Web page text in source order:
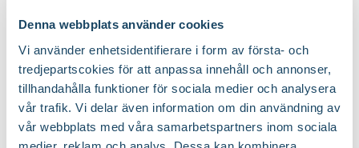
Denna webbplats använder cookies
Vi använder enhetsidentifierare i form av första- och
tredjepartscokies för att anpassa innehåll och annonser,
tillhandahålla funktioner för sociala medier och analysera
vår trafik. Vi delar även information om din användning av
vår webbplats med våra samarbetspartners inom sociala
Blomfärg Rosa
Bladfärg Grågrön
Blomningstid Juli, Augusti, September
Utmärkande egenskaper Doftar, Fjärilslockande, För pollinatörer,
Näring Trädgårdsgödsel
Jordprodukter Planteringsjord
Beskärningssätt Beskär 1-2 knoppar över förra årets
beskärningsnivå, Beskär bort nedfrusna grenar
in till frisk ved
Sekatör Felco 4
Felco
Hasselfors P-
Hasselfors Garden